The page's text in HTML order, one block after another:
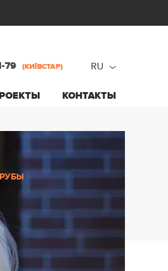
КОНТАКТЫ
79 (КИЇВСТАР)
RU
ua